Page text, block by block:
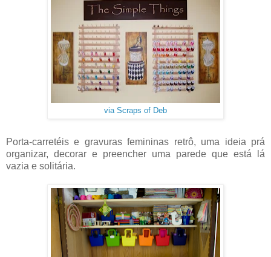
via Scraps of Deb
Porta-carretéis e gravuras femininas retrô, uma ideia prá
organizar, decorar e preencher uma parede que está lá
vazia e solitária.